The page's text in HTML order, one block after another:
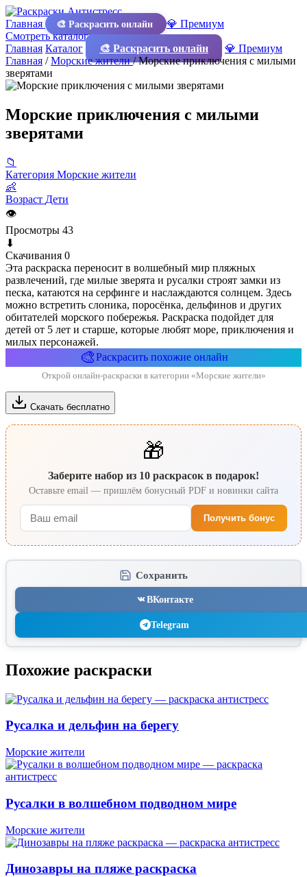
Главная 🎨 Раскрасить онлайн
💎 Премиум
Смотреть каталог
Главная Каталог 🎨 Раскрасить онлайн
💎 Премиум
Главная /Морские жители/Морские приключения с милыми
зверятами
Морские приключения с милыми
зверятами
📁
Категория Морские жители
👶
Возраст Дети
👁
Просмотры 43
⬇
Скачивания 0
Эта раскраска переносит в волшебный мир пляжных
развлечений, где милые зверята и русалки строят замки из
песка, катаются на серфинге и наслаждаются солнцем. Здесь
можно встретить слоника, поросёнка, дельфинов и других
обитателей морского побережья. Раскраска подойдет для
детей от 5 лет и старше, которые любят море, приключения и
милых персонажей.
🎨Раскрасить похожие онлайн
Открой онлайн-раскраски в категории «Морские жители»
Скачать бесплатно
🎁
Заберите набор из 10 раскрасок в подарок!
Оставьте email — пришлём бонусный PDF и новинки сайта
Получить бонус
Сохранить
ВКонтакте
Telegram
Похожие раскраски
Русалка и дельфин на берегу
Морские жители
Русалки в волшебном подводном мире
Морские жители
Динозавры на пляже раскраска